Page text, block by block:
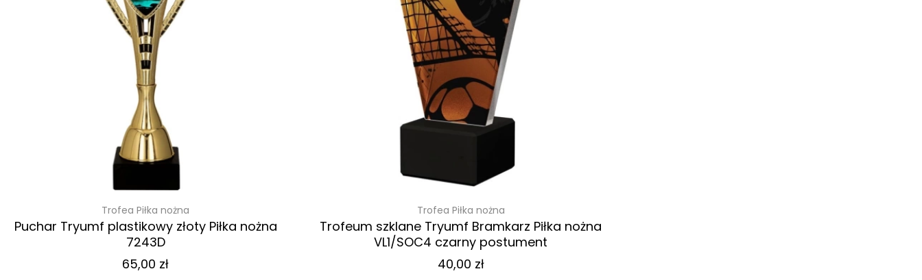
Trofea Piłka nożna
Puchar Tryumf plastikowy złoty Piłka nożna
7243D
65,00 zł
Trofea Piłka nożna
Trofeum szklane Tryumf Bramkarz Piłka nożna
VL1/SOC4 czarny postument
40,00 zł